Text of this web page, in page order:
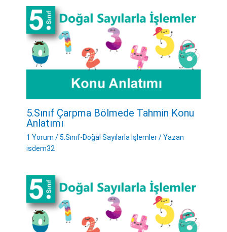
5.Sınıf Çarpma Bölmede Tahmin Konu
Anlatımı
1 Yorum /5.Sınıf-Doğal Sayılarla İşlemler/ Yazan
isdem32